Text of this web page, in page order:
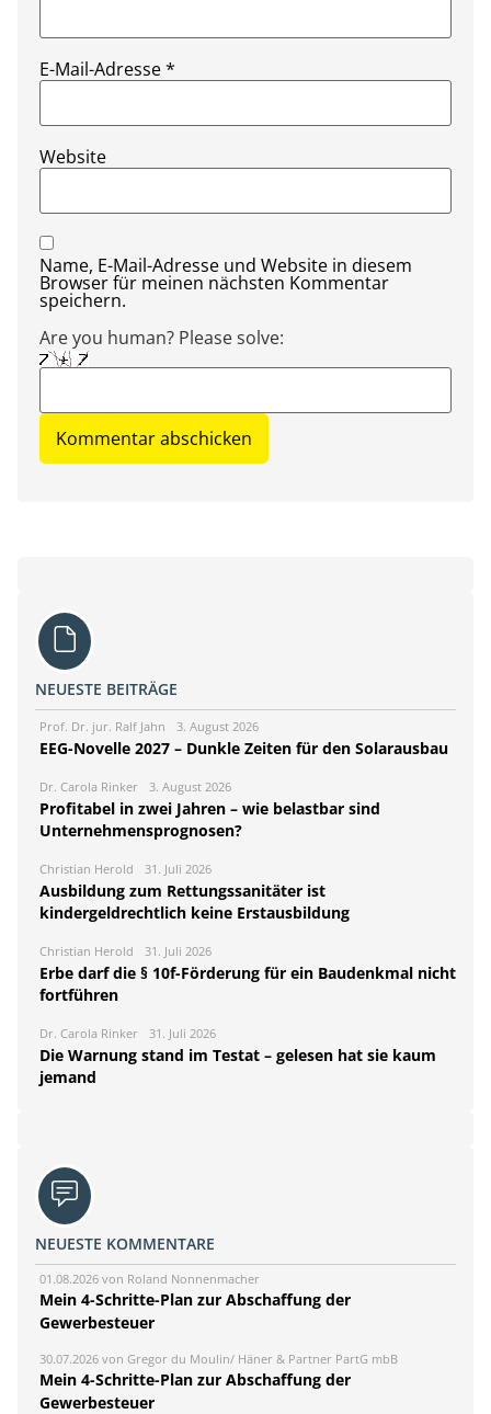
E-Mail-Adresse*
Website
Name, E-Mail-Adresse und Website in diesem
Browser für meinen nächsten Kommentar
speichern.
Are you human? Please solve:
NEUESTE BEITRÄGE
Prof. Dr. jur. Ralf Jahn 3. August 2026
EEG-Novelle 2027 – Dunkle Zeiten für den Solarausbau
Dr. Carola Rinker 3. August 2026
Profitabel in zwei Jahren – wie belastbar sind
Unternehmensprognosen?
Christian Herold 31. Juli 2026
Ausbildung zum Rettungssanitäter ist
kindergeldrechtlich keine Erstausbildung
Christian Herold 31. Juli 2026
Erbe darf die § 10f-Förderung für ein Baudenkmal nicht
fortführen
Dr. Carola Rinker 31. Juli 2026
Die Warnung stand im Testat – gelesen hat sie kaum
jemand
NEUESTE KOMMENTARE
01.08.2026 von Roland Nonnenmacher
Mein 4-Schritte-Plan zur Abschaffung der
Gewerbesteuer
30.07.2026 von Gregor du Moulin/ Häner & Partner PartG mbB
Mein 4-Schritte-Plan zur Abschaffung der
Gewerbesteuer